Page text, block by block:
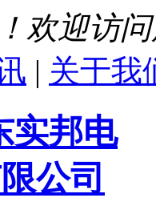
欢迎访
| 关于我